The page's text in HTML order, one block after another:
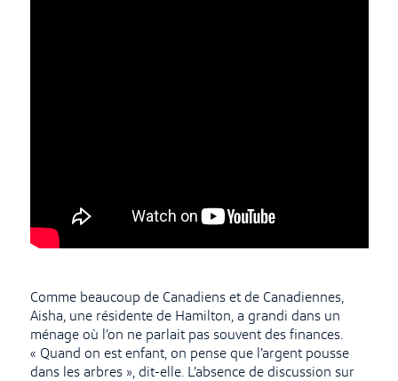
Comme beaucoup de Canadiens et de Canadiennes,
Aisha, une résidente de Hamilton, a grandi dans un
ménage où l’on ne parlait pas souvent des finances.
« Quand on est enfant, on pense que l’argent pousse
dans les arbres », dit-elle. L’absence de discussion sur